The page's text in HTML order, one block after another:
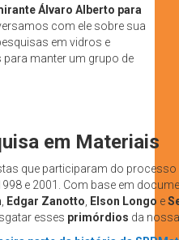
Álvaro Alberto para
com ele sobre sua
em vidros e
manter um grupo de
em Materiais
que participaram do
e 2001. Com base em
Edgar Zanotto Elson Longo e
esses primórdios da